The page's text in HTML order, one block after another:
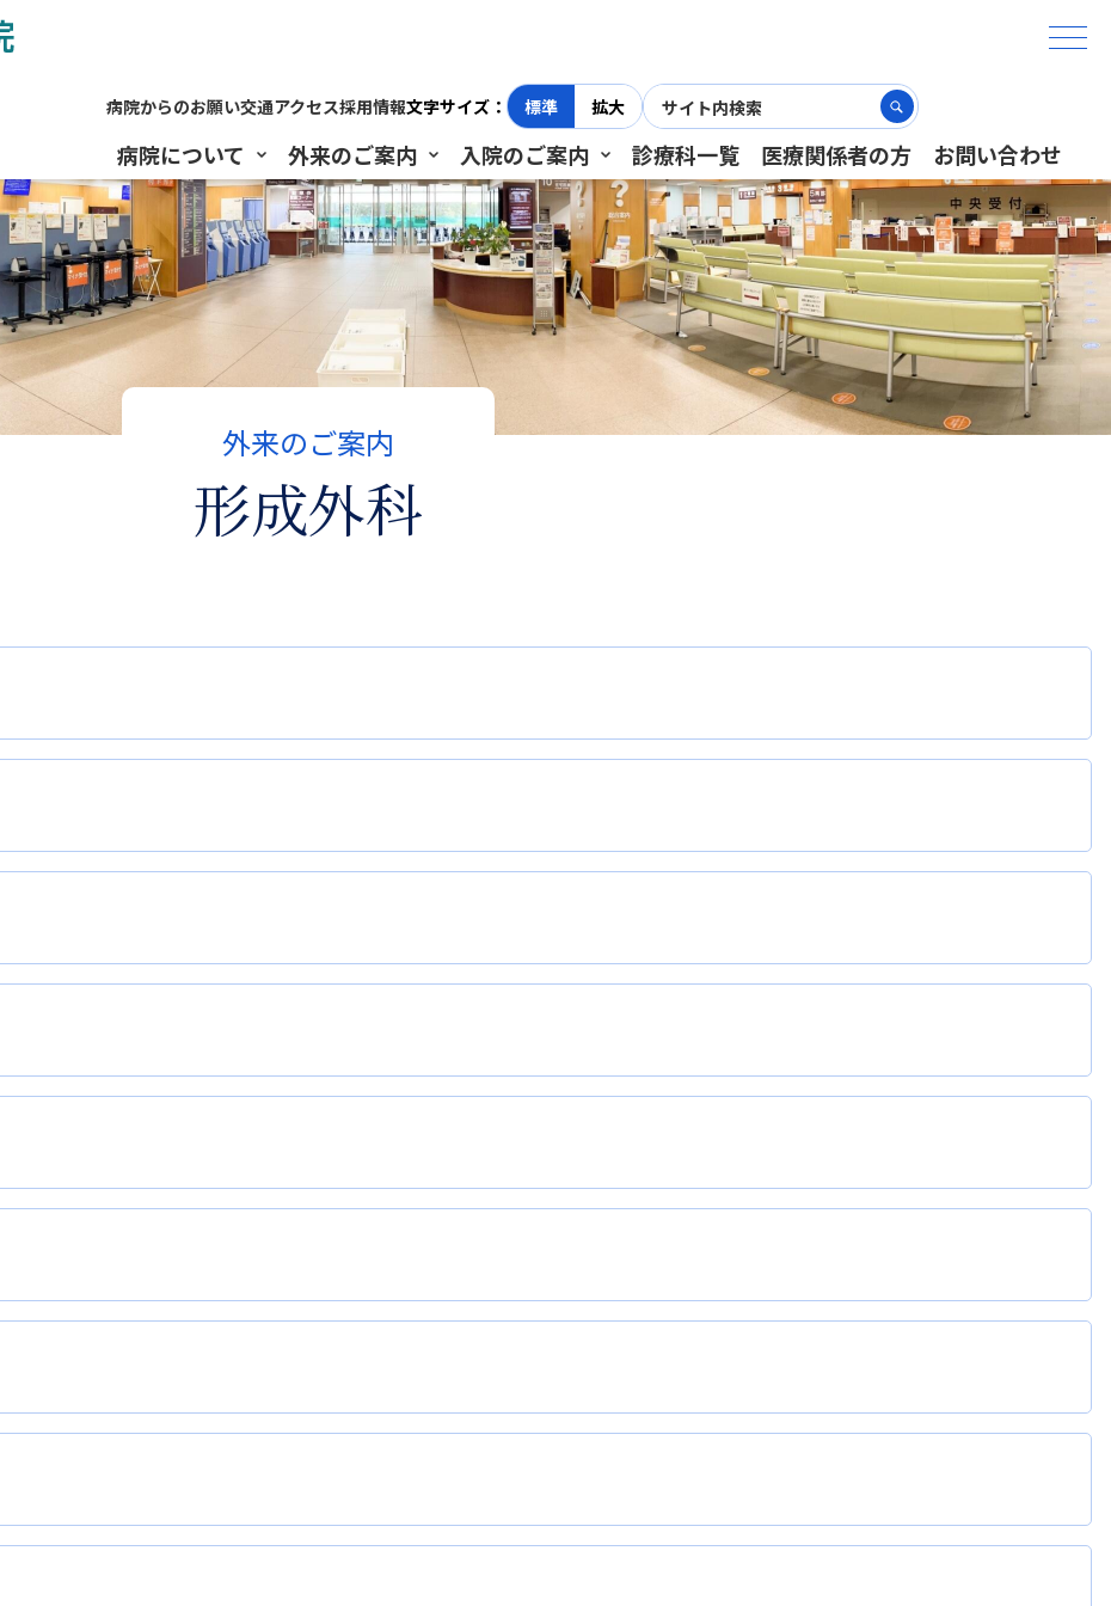
病院からのお願い交通アクセス採用情報文字サイズ： 標準 拡大
病院について 外来のご案内 入院のご案内 診療科一覧 医療関係者の方 お問い合わせ
形成外科
外来のご案内
形成外科